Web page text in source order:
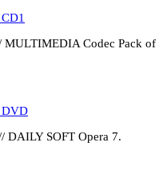
Codec Pack of
DVD
SOFT Opera 7.